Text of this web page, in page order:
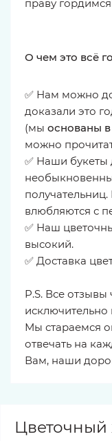
праву
О чем это всё
✅ Нам можно
доказали это
(мы основаны в
можно
✅ Наши букеты
влюбляются с
✅ Наш
высокий.
✅ Доставка
P.S. Все
Мы стараемся
отвечать на
Вам, наши
Цветочный